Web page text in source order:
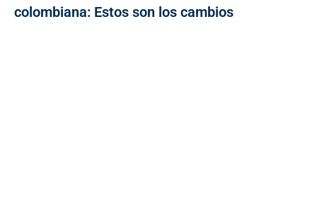
colombiana: Estos son los cambios